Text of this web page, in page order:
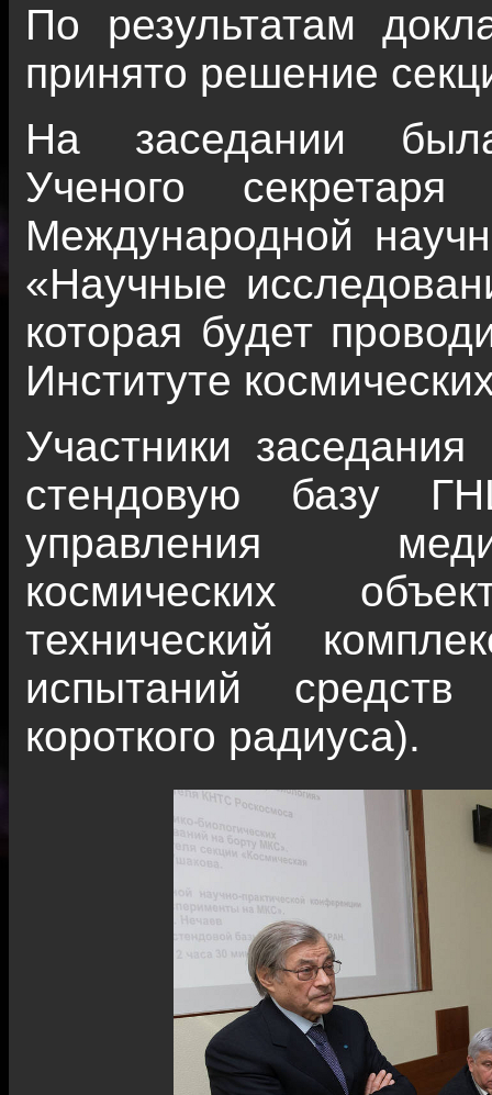
По результатам
принято решение
На заседании
Ученого
Международной
«Научные
которая будет
Институте
Участники
стендовую базу
управления
космических
технический
испытаний средств
короткого радиуса).